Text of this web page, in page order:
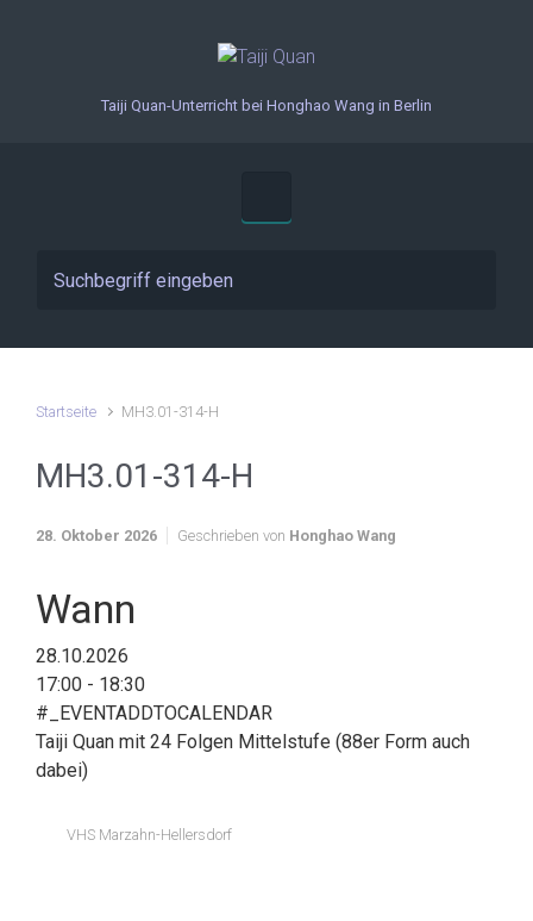
Taiji Quan-Unterricht bei Honghao Wang in Berlin
Startseite MH3.01-314-H
MH3.01-314-H
28. Oktober 2026 Geschrieben von Honghao Wang
Wann
28.10.2026
17:00 - 18:30
#_EVENTADDTOCALENDAR
Taiji Quan mit 24 Folgen Mittelstufe (88er Form auch
dabei)
VHS Marzahn-Hellersdorf